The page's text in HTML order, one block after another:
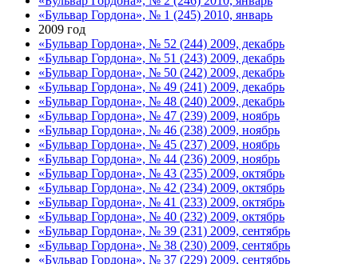
«Бульвар Гордона», № 1 (245) 2010, январь
2009 год
«Бульвар Гордона», № 52 (244) 2009, декабрь
«Бульвар Гордона», № 51 (243) 2009, декабрь
«Бульвар Гордона», № 50 (242) 2009, декабрь
«Бульвар Гордона», № 49 (241) 2009, декабрь
«Бульвар Гордона», № 48 (240) 2009, декабрь
«Бульвар Гордона», № 47 (239) 2009, ноябрь
«Бульвар Гордона», № 46 (238) 2009, ноябрь
«Бульвар Гордона», № 45 (237) 2009, ноябрь
«Бульвар Гордона», № 44 (236) 2009, ноябрь
«Бульвар Гордона», № 43 (235) 2009, октябрь
«Бульвар Гордона», № 42 (234) 2009, октябрь
«Бульвар Гордона», № 41 (233) 2009, октябрь
«Бульвар Гордона», № 40 (232) 2009, октябрь
«Бульвар Гордона», № 39 (231) 2009, сентябрь
«Бульвар Гордона», № 38 (230) 2009, сентябрь
«Бульвар Гордона», № 37 (229) 2009, сентябрь